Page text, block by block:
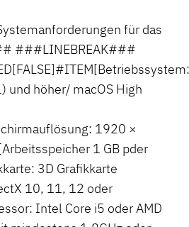
für das
###LINEBREAK###
und höher/ macOS High
1920 ×
1 GB pder
3D Grafikkarte
10, 11, 12 oder
Intel Core i5 oder AMD